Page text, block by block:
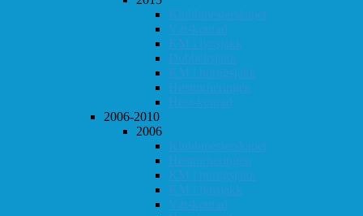
Klubbmesterskapet
Vår-konrad
KM i lynsjakk
Dobbeltsjakk
KM i hurtigsjakk
Høstturneringen
Høst-konrad
2006-2010
2006
Klubbmesterskapet
Høstturneringen
KM i hurtigsjakk
KM i lynsjakk
Vår-konrad